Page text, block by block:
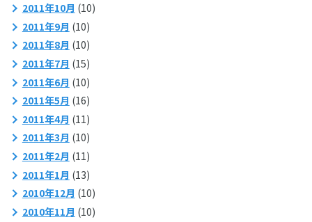
2011年10月 (10)
2011年9月 (10)
2011年8月 (10)
2011年7月 (15)
2011年6月 (10)
2011年5月 (16)
2011年4月 (11)
2011年3月 (10)
2011年2月 (11)
2011年1月 (13)
2010年12月 (10)
2010年11月 (10)